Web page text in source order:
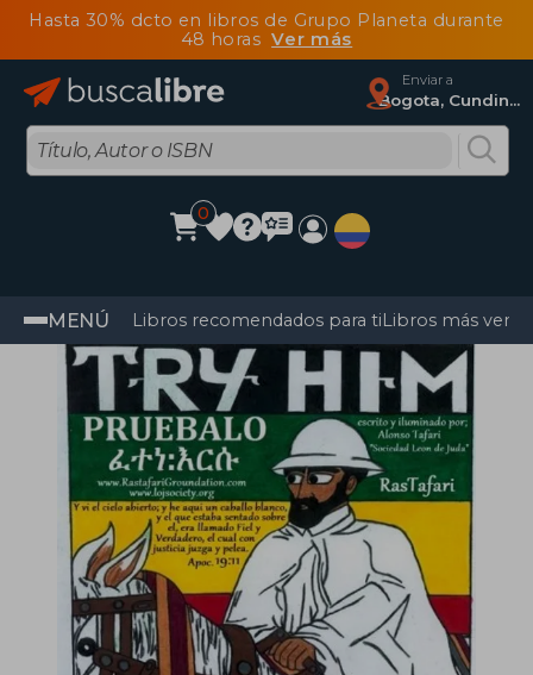
Hasta 30% dcto en libros de Grupo Planeta durante
48 horasVer más
Enviar a
Bogota, Cundinamarca
0
MENÚ Libros recomendados para tiLibros más